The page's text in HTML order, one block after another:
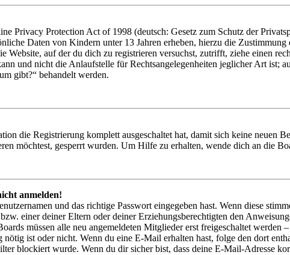
Privacy Protection Act of 1998 (deutsch: Gesetz zum Schutz der
Daten von Kindern unter 13 Jahren erheben, hierzu die
Website, auf der du dich zu registrieren versuchst, zutrifft, ziehe einen
und nicht die Anlaufstelle für Rechtsangelegenheiten jeglicher Art ist;
gibt?“ behandelt werden.
die Registrierung komplett ausgeschaltet hat, damit sich keine neuen
möchtest, gesperrt wurden. Um Hilfe zu erhalten, wende dich an die
anmelden!
und das richtige Passwort eingegeben hast. Wenn diese
einer deiner Eltern oder deiner Erziehungsberechtigten den
müssen alle neu angemeldeten Mitglieder erst freigeschaltet
ist oder nicht. Wenn du eine E-Mail erhalten hast, folge den dort
blockiert wurde. Wenn du dir sicher bist, dass deine E-Mail-Adresse